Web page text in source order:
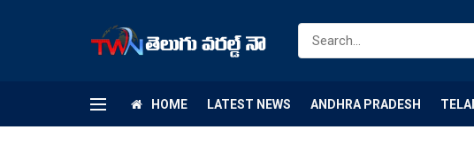
HOME LATEST NEWS ANDHRA PRADESH